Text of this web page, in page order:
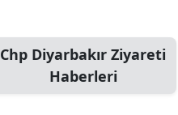
Chp Diyarbakır Ziyareti
Haberleri